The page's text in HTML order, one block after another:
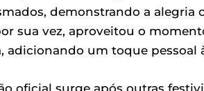
demonstrando a
sua vez, aproveitou o
adicionando um toque pessoal
oficial surge após outras